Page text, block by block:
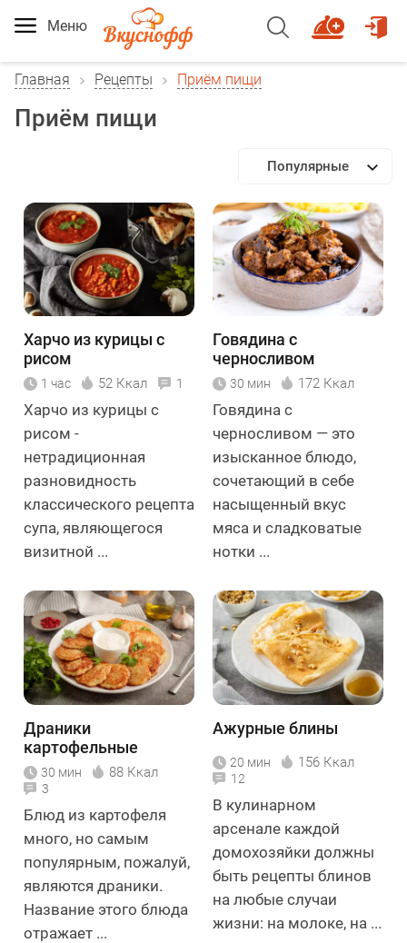
Меню
Главная Рецепты Приём пищи
Приём пищи
Популярные
Харчо из курицы с
рисом
1 час 52 Ккал 1
Харчо из курицы с
рисом -
нетрадиционная
разновидность
классического рецепта
супа, являющегося
визитной ...
Говядина с
черносливом
30 мин 172 Ккал
Говядина с
черносливом — это
изысканное блюдо,
сочетающий в себе
насыщенный вкус
мяса и сладковатые
нотки ...
Драники
картофельные
классические
30 мин 88 Ккал
3
Блюд из картофеля
много, но самым
популярным, пожалуй,
являются драники.
Название этого блюда
отражает ...
Ажурные блины
20 мин 156 Ккал
12
В кулинарном
арсенале каждой
домохозяйки должны
быть рецепты блинов
на любые случаи
жизни: на молоке, на ...